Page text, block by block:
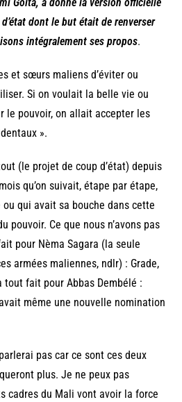
Goïta, a donné la version officielle
dont le but était de renverser
intégralement ses propos.
et sœurs maliens d’éviter ou
Si on voulait la belle vie ou
le pouvoir, on allait accepter les
».
(le projet de coup d’état) depuis
qu’on suivait, étape par étape,
qui avait sa bouche dans cette
pouvoir. Ce que nous n’avons pas
pour Nèma Sagara (la seule
armées maliennes, ndlr) : Grade,
tout fait pour Abbas Dembélé :
même une nouvelle nomination
pas car ce sont ces deux
plus. Je ne peux pas
cadres du Mali vont avoir la force